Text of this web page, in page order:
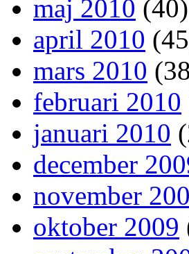
maj 2010 (40)
april 2010
mars 2010
februari 2010
januari 2010
december
november
oktober 2009